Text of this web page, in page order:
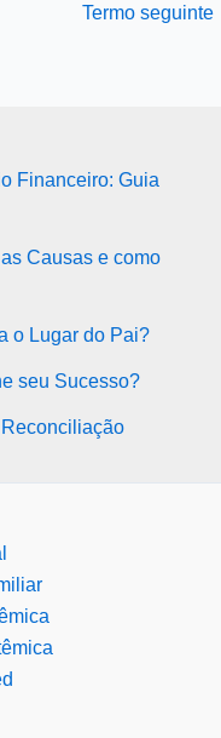
Termo seguinte
Financeiro: Guia
Causas e como
o Lugar do Pai?
seu Sucesso?